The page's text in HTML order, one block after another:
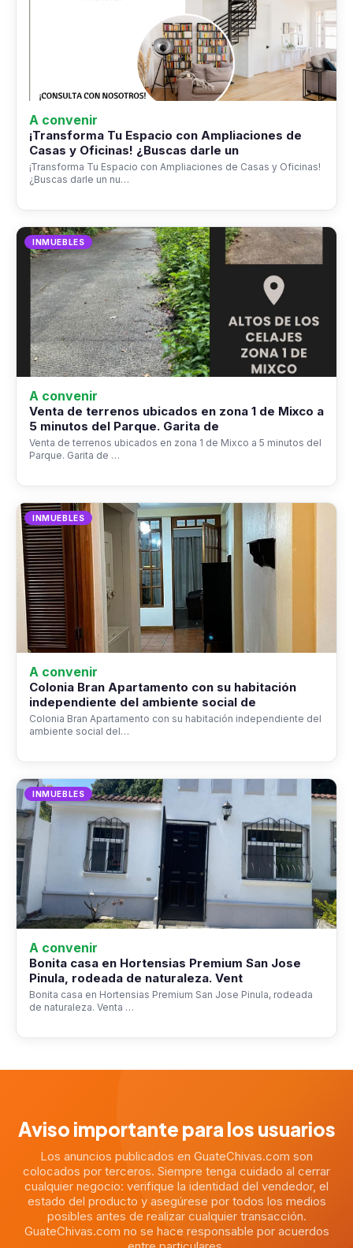
A convenir
¡Transforma Tu Espacio con Ampliaciones de
Casas y Oficinas! ¿Buscas darle un
¡Transforma Tu Espacio con Ampliaciones de Casas y Oficinas!
¿Buscas darle un nu…
INMUEBLES
A convenir
Venta de terrenos ubicados en zona 1 de Mixco a
5 minutos del Parque. Garita de
Venta de terrenos ubicados en zona 1 de Mixco a 5 minutos del
Parque. Garita de …
INMUEBLES
A convenir
Colonia Bran Apartamento con su habitación
independiente del ambiente social de
Colonia Bran Apartamento con su habitación independiente del
ambiente social del…
INMUEBLES
A convenir
Bonita casa en Hortensias Premium San Jose
Pinula, rodeada de naturaleza. Vent
Bonita casa en Hortensias Premium San Jose Pinula, rodeada
de naturaleza. Venta …
Aviso importante para los usuarios
Los anuncios publicados en GuateChivas.com son
colocados por terceros. Siempre tenga cuidado al cerrar
cualquier negocio: verifique la identidad del vendedor, el
estado del producto y asegúrese por todos los medios
posibles antes de realizar cualquier transacción.
GuateChivas.com no se hace responsable por acuerdos